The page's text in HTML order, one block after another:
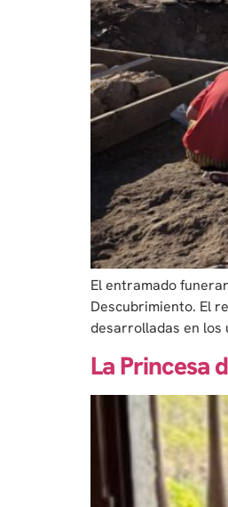
El entramado
Descubrimiento. El
desarrolladas en los
La Princesa